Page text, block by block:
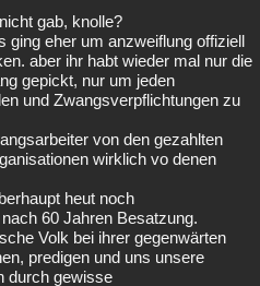
gab, knolle?
ging eher um anzweiflung offiziell
aber ihr habt wieder mal nur die
gepickt, nur um jeden
und Zwangsverpflichtungen zu
von den gezahlten
wirklich vo denen
heut noch
60 Jahren Besatzung.
Volk bei ihrer gegenwärten
predigen und uns unsere
durch gewisse